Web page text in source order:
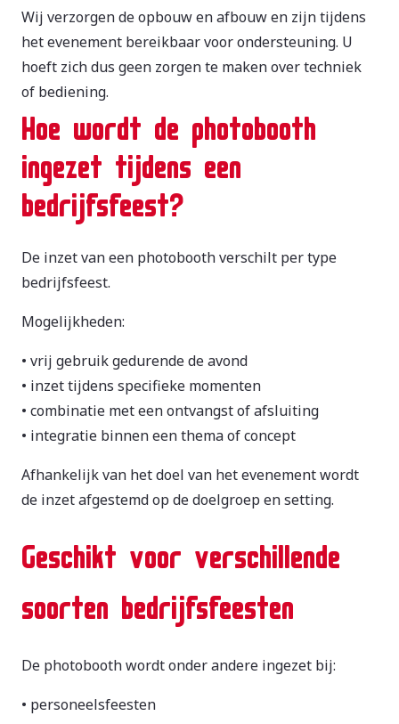
Wij verzorgen de opbouw en afbouw en zijn tijdens
het evenement bereikbaar voor ondersteuning. U
hoeft zich dus geen zorgen te maken over techniek
of bediening.
Hoe wordt de photobooth
ingezet tijdens een
bedrijfsfeest?
De inzet van een photobooth verschilt per type
bedrijfsfeest.
Mogelijkheden:
• vrij gebruik gedurende de avond
• inzet tijdens specifieke momenten
• combinatie met een ontvangst of afsluiting
• integratie binnen een thema of concept
Afhankelijk van het doel van het evenement wordt
de inzet afgestemd op de doelgroep en setting.
Geschikt voor verschillende
soorten bedrijfsfeesten
De photobooth wordt onder andere ingezet bij:
• personeelsfeesten